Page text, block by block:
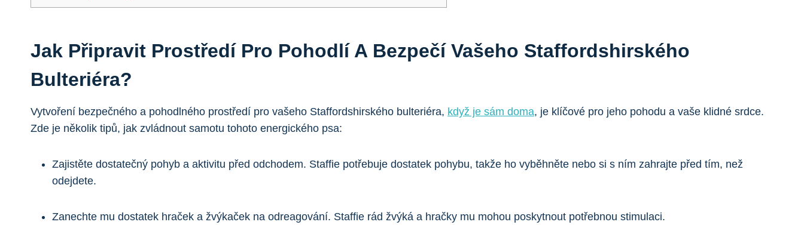
Jak Připravit Prostředí Pro Pohodlí A Bezpečí Vašeho Staffordshirského
Bulteriéra?
Vytvoření bezpečného a pohodlného prostředí pro vašeho Staffordshirského bulteriéra, když je sám doma, je klíčové pro jeho pohodu a vaše klidné srdce.
Zde je několik tipů, jak zvládnout samotu tohoto energického psa:
Zajistěte dostatečný pohyb a aktivitu před odchodem. Staffie potřebuje dostatek pohybu, takže ho vyběhněte nebo si s ním zahrajte před tím, než
odejdete.
Zanechte mu dostatek hraček a žvýkaček na odreagování. Staffie rád žvýká a hračky mu mohou poskytnout potřebnou stimulaci.